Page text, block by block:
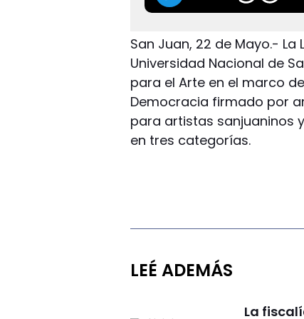
San Juan, 22 de Mayo.-
Universidad Nacional de
para el Arte en el marco
Democracia firmado por
para artistas sanjuaninos
en tres categorías.
LEÉ ADEMÁS
La